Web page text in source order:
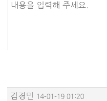
내용을 입력해 주세요.
김경민 14-01-19 01:20